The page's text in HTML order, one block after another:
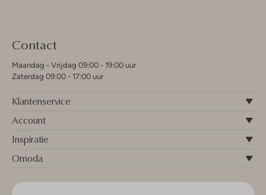
Contact
Maandag - Vrijdag 09:00 - 19:00 uur
Zaterdag 09:00 - 17:00 uur
Klantenservice
Account
Inspiratie
Omoda